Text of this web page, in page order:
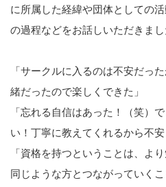
に所属した経緯や団体としての
の過程などをお話しいただきまし
「サークルに入るのは不安だっ
緒だったので楽しくできた」
「忘れる自信はあった！（笑）
い！丁寧に教えてくれるから不安
「資格を持つということは、よ
同じような方とつながっていく